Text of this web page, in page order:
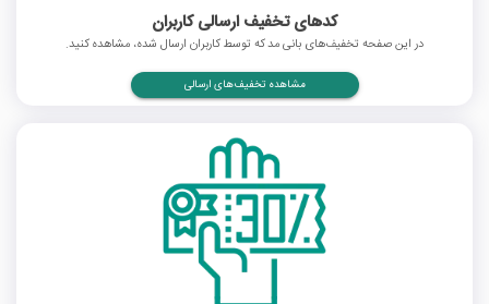
کدهای تخفیف ارسالی کاربران
در این صفحه تخفیف‌های بانی مد که توسط کاربران ارسال شده، مشاهده کنید.
مشاهده تخفیف‌های ارسالی